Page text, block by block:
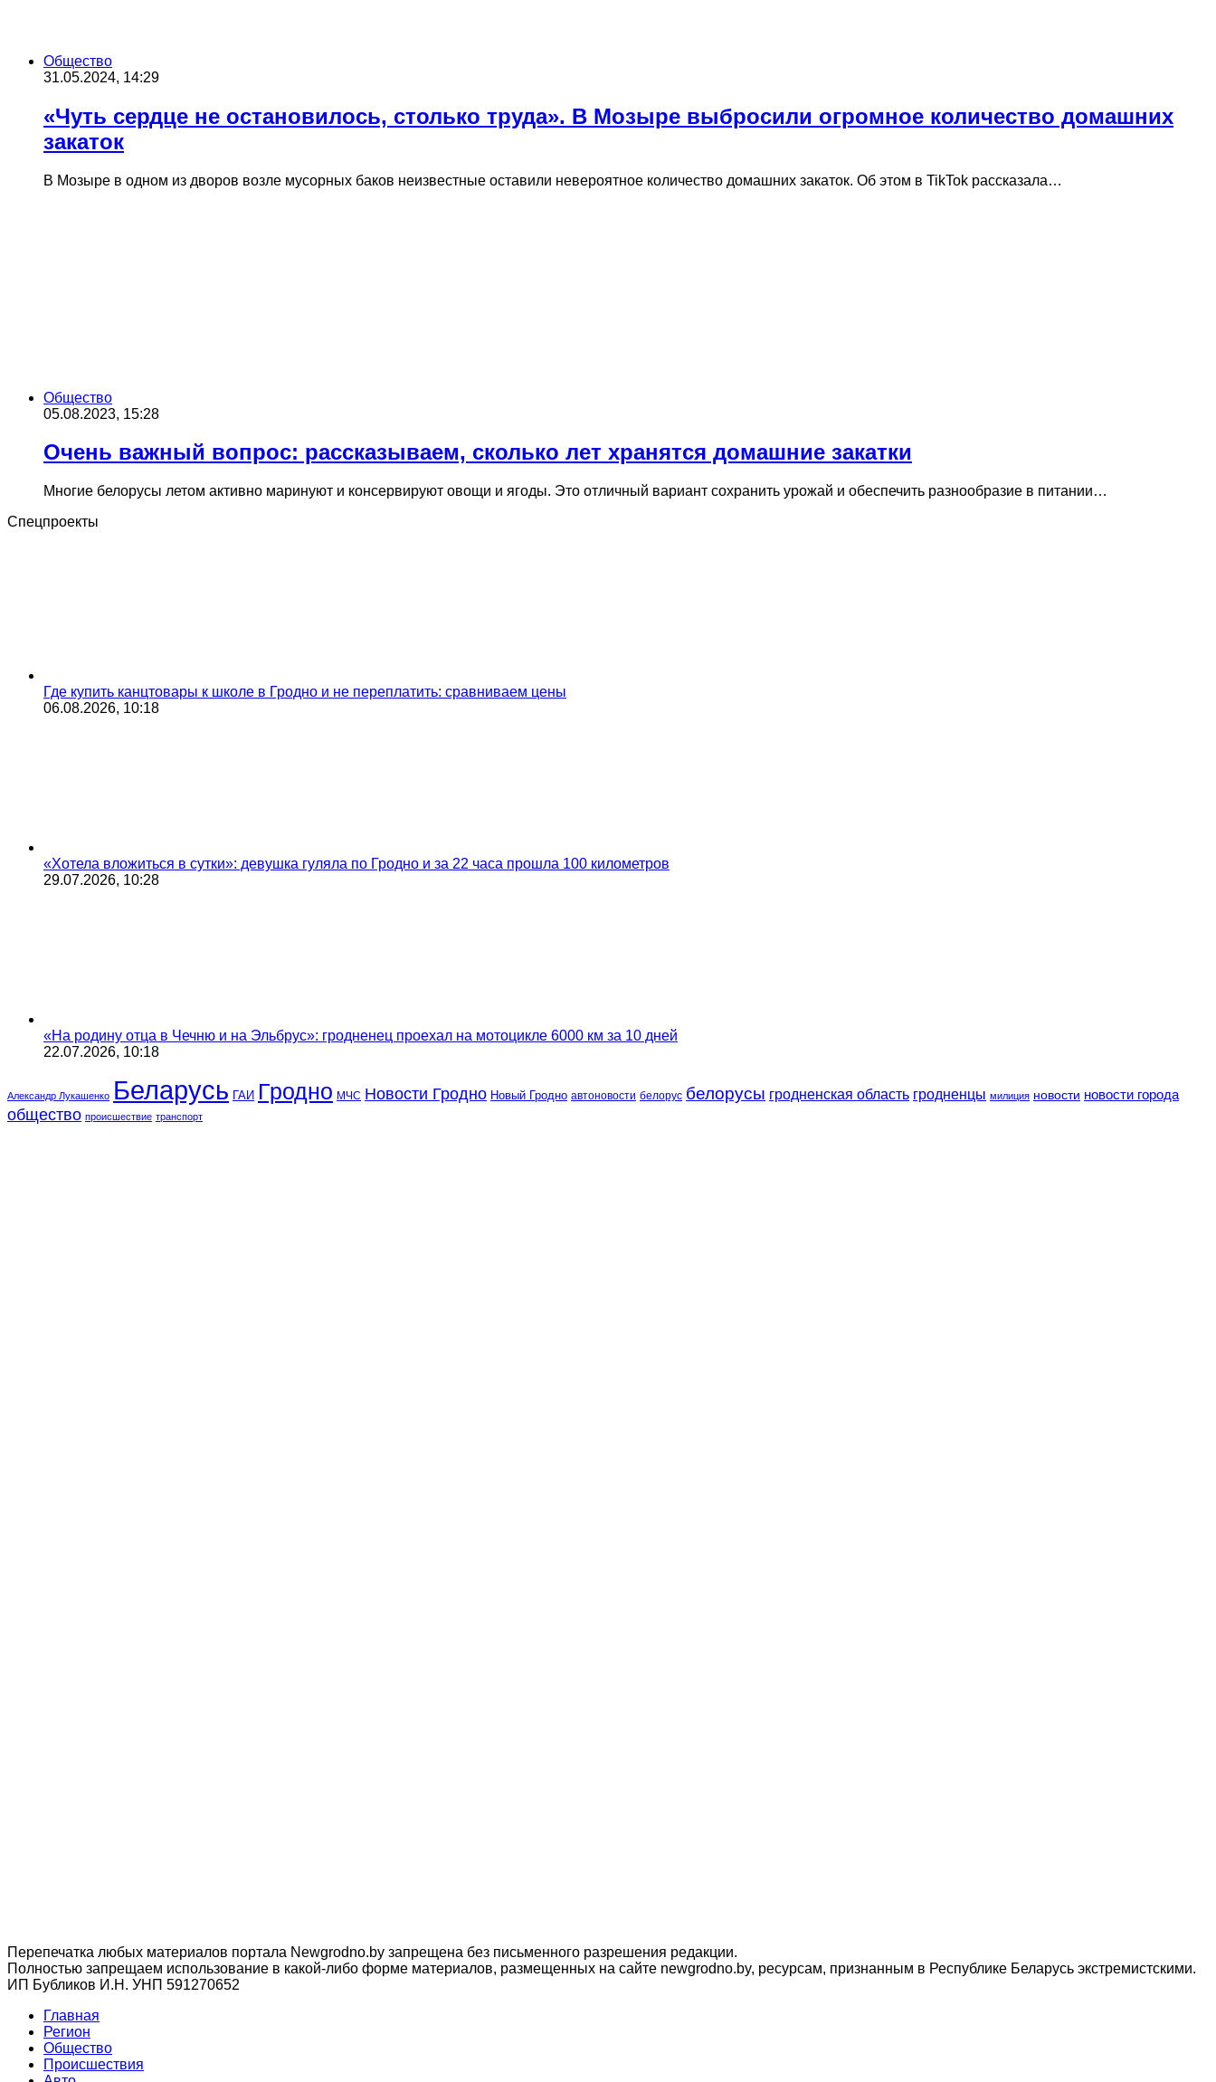
Общество
31.05.2024, 14:29
«Чуть сердце не остановилось, столько труда». В Мозыре выбросили огромное количество домашних
закаток
В Мозыре в одном из дворов возле мусорных баков неизвестные оставили невероятное количество домашних закаток. Об этом в TikTok рассказала…
Общество
05.08.2023, 15:28
Очень важный вопрос: рассказываем, сколько лет хранятся домашние закатки
Многие белорусы летом активно маринуют и консервируют овощи и ягоды. Это отличный вариант сохранить урожай и обеспечить разнообразие в питании…
Спецпроекты
Где купить канцтовары к школе в Гродно и не переплатить: сравниваем цены
06.08.2026, 10:18
«Хотела вложиться в сутки»: девушка гуляла по Гродно и за 22 часа прошла 100 километров
29.07.2026, 10:28
«На родину отца в Чечню и на Эльбрус»: гродненец проехал на мотоцикле 6000 км за 10 дней
22.07.2026, 10:18
Александр Лукашенко Беларусь ГАИ Гродно МЧС Новости Гродно Новый Гродно автоновости белорус белорусы гродненская область гродненцы милиция новости новости города
общество происшествие транспорт
Перепечатка любых материалов портала Newgrodno.by запрещена без письменного разрешения редакции.
Полностью запрещаем использование в какой-либо форме материалов, размещенных на сайте newgrodno.by, ресурсам, признанным в Республике Беларусь экстремистскими.
ИП Бубликов И.Н. УНП 591270652
Главная
Регион
Общество
Происшествия